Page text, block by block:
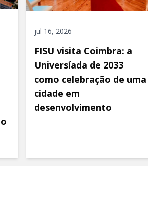
jul 16, 2026
FISU visita Coimbra: a
Universíada de 2033
como celebração de uma
cidade em
desenvolvimento